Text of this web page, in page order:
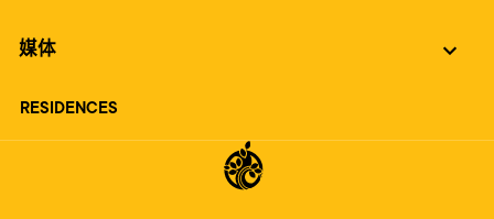
媒体
RESIDENCES